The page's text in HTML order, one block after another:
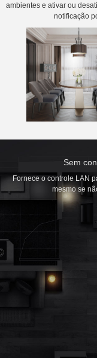
ambientes e ativar ou
notificação
Sem
Fornece o controle LAN
mesmo se